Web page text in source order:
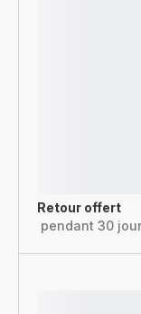
Retour offert
pendant 30